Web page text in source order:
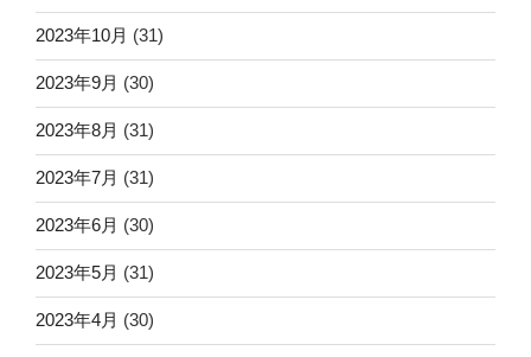
2023年10月 (31)
2023年9月 (30)
2023年8月 (31)
2023年7月 (31)
2023年6月 (30)
2023年5月 (31)
2023年4月 (30)